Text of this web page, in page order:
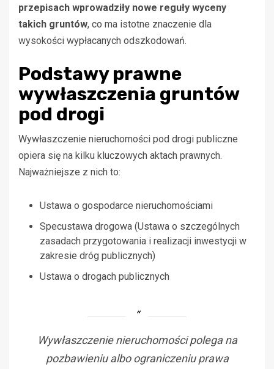
przepisach wprowadziły nowe reguły wyceny
takich gruntów, co ma istotne znaczenie dla
wysokości wypłacanych odszkodowań.
Podstawy prawne
wywłaszczenia gruntów
pod drogi
Wywłaszczenie nieruchomości pod drogi publiczne
opiera się na kilku kluczowych aktach prawnych.
Najważniejsze z nich to:
Ustawa o gospodarce nieruchomościami
Specustawa drogowa (Ustawa o szczególnych
zasadach przygotowania i realizacji inwestycji w
zakresie dróg publicznych)
Ustawa o drogach publicznych
Wywłaszczenie nieruchomości polega na
pozbawieniu albo ograniczeniu prawa